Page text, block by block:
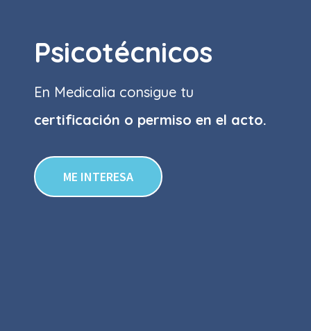
Psicotécnicos
En Medicalia consigue tu
certificación o permiso en el acto.
ME INTERESA